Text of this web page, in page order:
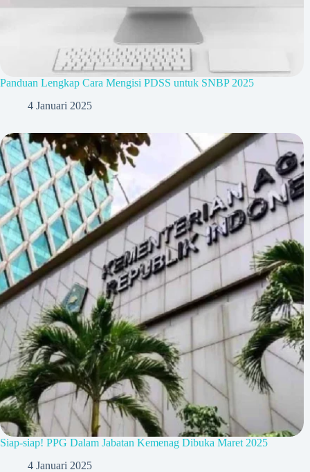
Panduan Lengkap Cara Mengisi PDSS untuk SNBP 2025
4 Januari 2025
Siap-siap! PPG Dalam Jabatan Kemenag Dibuka Maret 2025
4 Januari 2025